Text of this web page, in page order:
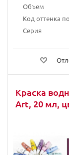
Объем
Код оттенка
Серия
Краска
Art, 20 мл,